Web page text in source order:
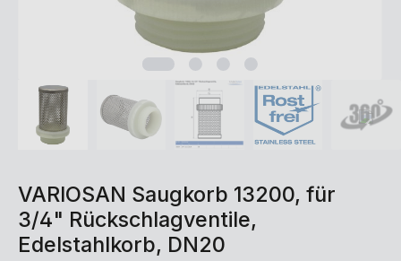
VARIOSAN Saugkorb 13200, für
3/4" Rückschlagventile,
Edelstahlkorb, DN20